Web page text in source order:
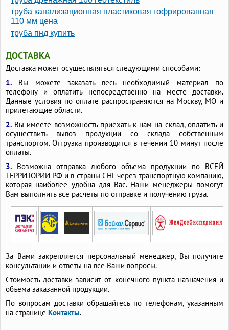
труба канализационная пластиковая гофрированная
110 мм цена
труба пнд купить
ДОСТАВКА
Доставка может осуществляться следующими способами:
1. Вы можете заказать весь необходимый материал по
телефону и оплатить непосредственно на месте доставки.
Данные условия по оплате распространяются на Москву, МО и
прилегающие области.
2. Вы имеете возможность приехать к нам на склад, оплатить и
осуществить вывоз продукции со склада собственным
транспортом. Отгрузка производится в течении 10 минут после
оплаты.
3. Возможна отправка любого объема продукции по ВСЕЙ
ТЕРРИТОРИИ РФ и в страны СНГ через транспортную компанию,
которая наиболее удобна для Вас. Наши менеджеры помогут
Вам выполнить все расчеты по отправке и получению груза.
За Вами закрепляется персональный менеджер, Вы получите
консультации и ответы на все Ваши вопросы.
Стоимость доставки зависит от конечного пункта назначения и
объема заказанной продукции.
По вопросам доставки обращайтесь по телефонам, указанным
на странице Контакты.